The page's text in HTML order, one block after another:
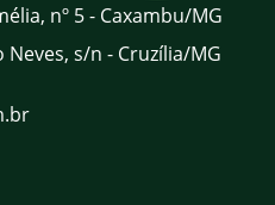
da
atendimento da
nº 5 - Caxambu/MG
s/n - Cruzília/MG